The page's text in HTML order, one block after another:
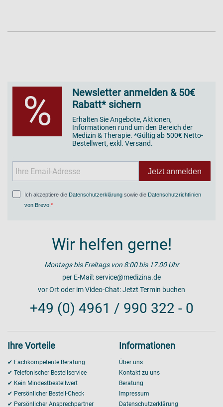
%
Newsletter anmelden & 50€
Rabatt* sichern
Erhalten Sie Angebote, Aktionen,
Informationen rund um den Bereich der
Medizin & Therapie. *Gültig ab 500€ Netto-
Bestellwert, exkl. Versand.
Jetzt anmelden
Ich akzeptiere die Datenschutzerklärung sowie die Datenschutzrichtlinien
von Brevo
Wir helfen gerne!
Montags bis Freitags von 8:00 bis 17:00 Uhr
per E-Mail:service@medizina.de
vor Ort oder im Video-Chat:Jetzt Termin buchen
+49 (0) 4961 / 990 322 - 0
Ihre Vorteile
✔ Fachkompetente Beratung
✔ Telefonischer Bestellservice
✔ Kein Mindestbestellwert
✔ Persönlicher Bestell-Check
✔ Persönlicher Ansprechpartner
Informationen
Über uns
Kontakt zu uns
Beratung
Impressum
Datenschutzerklärung